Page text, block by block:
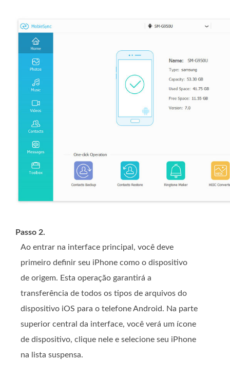
Passo 2.
Ao entrar na interface principal, você deve
primeiro definir seu iPhone como o dispositivo
de origem. Esta operação garantirá a
transferência de todos os tipos de arquivos do
dispositivo iOS para o telefone Android. Na parte
superior central da interface, você verá um ícone
de dispositivo, clique nele e selecione seu iPhone
na lista suspensa.